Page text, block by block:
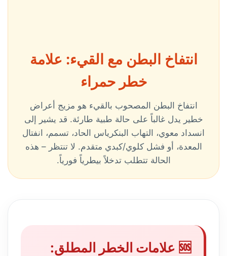
انتفاخ البطن مع القيء: علامة
خطر حمراء
انتفاخ البطن المصحوب بالقيء هو مزيج أعراض
خطير يدل غالباً على حالة طبية طارئة. قد يشير إلى
انسداد معوي، التهاب البنكرياس الحاد، تسمم، انفتال
المعدة، أو فشل كلوي/كبدي متقدم. لا تنتظر – هذه
الحالة تتطلب تدخلاً بيطرياً فورياً.
🆘 علامات الخطر المطلق: